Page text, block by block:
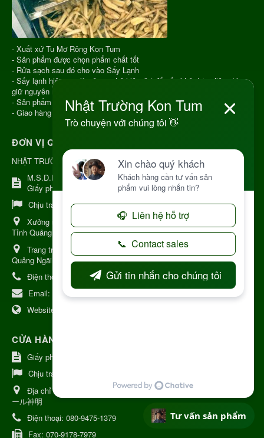
- Xuất xứ Tu Mơ Rông Kon Tum
- Sản phẩm được chọn phẩm chất tốt
- Rửa sạch sau đó cho vào Sấy Lạnh
- Sấy lạnh hiện nay là công nghệ hiện đại để sấy khô dược liệu giúp
giữ nguyên màu sắc, hương vị, chất lượng
- Sản phẩm hút chân không
- Giao hàng COD toàn quốc
ĐƠN VỊ QUẢN LÝ
NHẬT TRƯỜNG KON TUM
M.S.D.N: 8344254367, Cấp tại Kon Tum.
Giấy phép số: Số 38A.8009409/HKD
Chịu trách nhiệm:Chủ cơ sở Nguyễn Nhật Trường
Xưởng sản xuất:
34 Lý Thường Kiệt, Tổ 6, Phường Kon Tum,
Tỉnh Quảng Ngải
Trang trại Dược Liệu Hữu Cơ: Khu 37 Hộ Xã Măng Đen Tỉnh
Quảng Ngãi
Điện thoại:
+84 906968923
Email:
kinhdoanh@nhattruongkontum.com
Website:
CỬA HÀNG GIỚI THIỆU TẠI NHẬT BẢN
Giấy phép số: 080-9475-1379
Chịu trách nhiệm:
Địa chỉ Nhật Bản:
日本 愛知県刈谷市神明町6丁目308番地 ファミ
ール神明
Điện thoại: 080-9475-1379
Fax: 070-9178-7979
Tư vấn sản phẩm